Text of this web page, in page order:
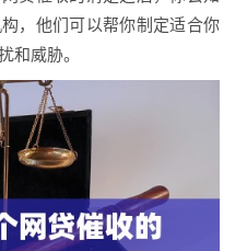
，他们可以帮你制定适合你
和威胁。